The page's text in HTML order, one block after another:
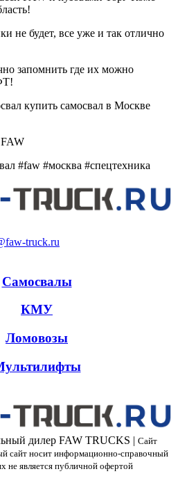
не будет, все уже и так отлично
запомнить где их можно
#faw #москва #спецтехника
truck.ru
Самосвалы
КМУ
Ломовозы
дилер FAW TRUCKS | Сайт
сайт носит информационно-справочный
не является публичной офертой